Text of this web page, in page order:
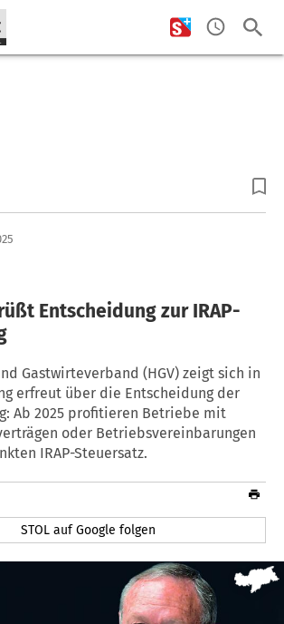
Entscheidung zur IRAP-
Gastwirteverband (HGV) zeigt sich in
erfreut über die Entscheidung der
Ab 2025 profitieren Betriebe mit
oder Betriebsvereinbarungen
IRAP-Steuersatz.
STOL auf Google folgen